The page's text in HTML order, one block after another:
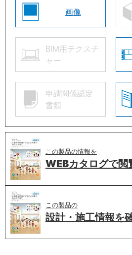
画像
BIM用テクスチ
ャー
申請関係認定
書類
この製品の情報を
WEBカタログで閲
この製品の
設計・施工情報を